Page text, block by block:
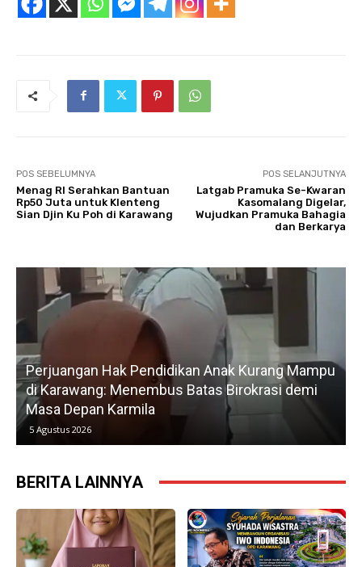
POS SEBELUMNYA
Menag RI Serahkan Bantuan
Rp50 Juta untuk Klenteng
Sian Djin Ku Poh di Karawang
POS SELANJUTNYA
Latgab Pramuka Se-Kwaran
Kasomalang Digelar,
Wujudkan Pramuka Bahagia
dan Berkarya‎
Perjuangan Hak Pendidikan Anak Kurang Mampu
di Karawang: Menembus Batas Birokrasi demi
Masa Depan Karmila
5 Agustus 2026
BERITA LAINNYA